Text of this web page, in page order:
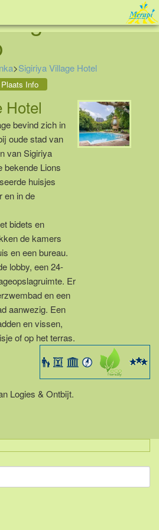
Tel: 088 - 81 11 999
Hotel -
>Sigiriya Village Hotel
Plaats Info
Hotel
bevind zich in
oude stad van
van Sigiriya
bekende Lions
huisjes
en in de
bidets en
de kamers
en een bureau.
lobby, een 24-
Er
en een
aanwezig. Een
en vissen,
of op het terras.
Logies & Ontbijt.